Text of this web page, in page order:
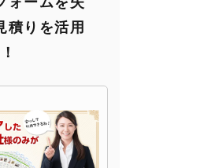
ォームを失
積りを活用